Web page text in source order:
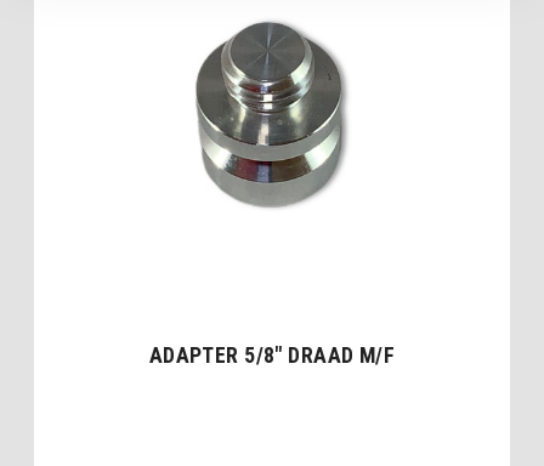
ADAPTER 5/8″ DRAAD M/F